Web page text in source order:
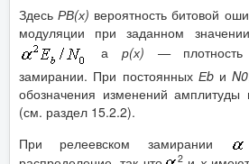
ЗдесьРВ(х) вероятность битовой
модуляции при заданном
а р(х) —
замирании. При постоянных Еbи N0
обозначения изменений амплитуды
(см. раздел 15.2.2).
При релеевском замирании
2